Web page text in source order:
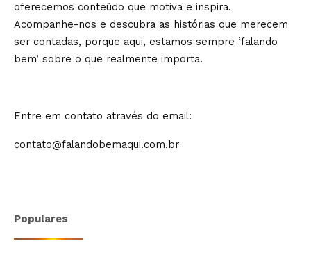
oferecemos conteúdo que motiva e inspira.
Acompanhe-nos e descubra as histórias que merecem
ser contadas, porque aqui, estamos sempre ‘falando
bem’ sobre o que realmente importa.
Entre em contato através do email:
contato@falandobemaqui.com.br
Populares